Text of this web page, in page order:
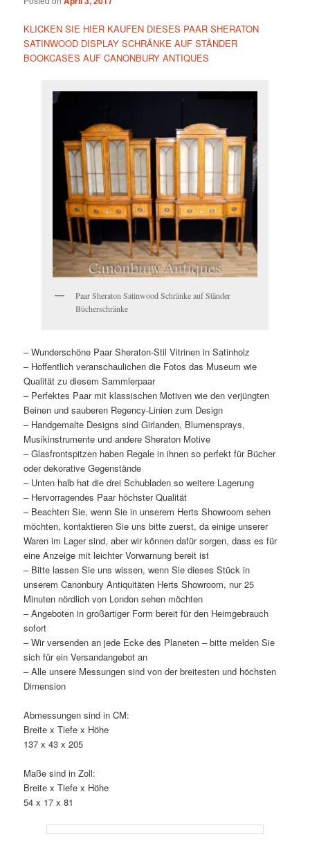
KLICKEN SIE HIER KAUFEN DIESES PAAR SHERATON
SATINWOOD DISPLAY SCHRÄNKE AUF STÄNDER
BOOKCASES AUF CANONBURY ANTIQUES
Paar Sheraton Satinwood Schränke auf Ständer
Bücherschränke
– Wunderschöne Paar Sheraton-Stil Vitrinen in Satinholz
– Hoffentlich veranschaulichen die Fotos das Museum wie
Qualität zu diesem Sammlerpaar
– Perfektes Paar mit klassischen Motiven wie den verjüngten
Beinen und sauberen Regency-Linien zum Design
– Handgemalte Designs sind Girlanden, Blumensprays,
Musikinstrumente und andere Sheraton Motive
– Glasfrontspitzen haben Regale in ihnen so perfekt für Bücher
oder dekorative Gegenstände
– Unten halb hat die drei Schubladen so weitere Lagerung
– Hervorragendes Paar höchster Qualität
– Beachten Sie, wenn Sie in unserem Herts Showroom sehen
möchten, kontaktieren Sie uns bitte zuerst, da einige unserer
Waren im Lager sind, aber wir können dafür sorgen, dass es für
eine Anzeige mit leichter Vorwarnung bereit ist
– Bitte lassen Sie uns wissen, wenn Sie dieses Stück in
unserem Canonbury Antiquitäten Herts Showroom, nur 25
Minuten nördlich von London sehen möchten
– Angeboten in großartiger Form bereit für den Heimgebrauch
sofort
– Wir versenden an jede Ecke des Planeten – bitte melden Sie
sich für ein Versandangebot an
– Alle unsere Messungen sind von der breitesten und höchsten
Dimension
Abmessungen sind in CM:
Breite x Tiefe x Höhe
137 x 43 x 205
Maße sind in Zoll:
Breite x Tiefe x Höhe
54 x 17 x 81